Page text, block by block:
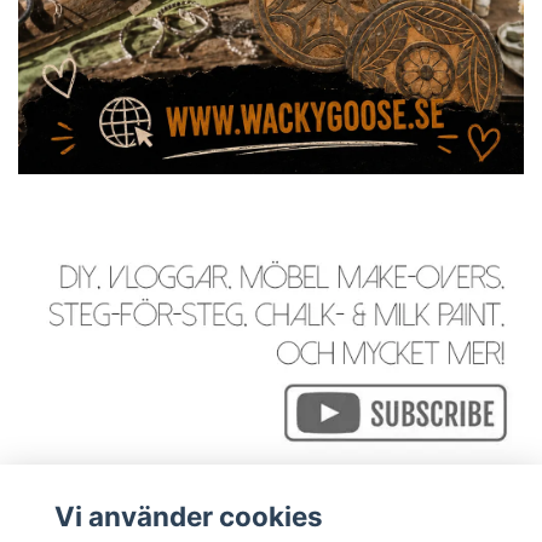
Vi använder cookies